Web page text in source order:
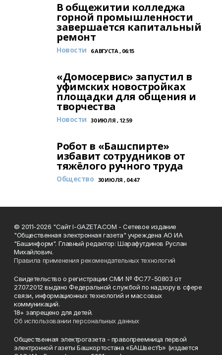
В общежитии колледжа
горной промышленности
завершается капитальный
ремонт
Новости 6 АВГУСТА , 06:15
«Домосервис» запустил в
уфимских новостройках
площадки для общения и
творчества
Новости 30 ИЮЛЯ , 12:59
Робот в «Башспирте»
избавит сотрудников от
тяжёлого ручного труда
Общество 30 ИЮЛЯ , 04:47
© 2011-2026 "Сайт I-GAZETA.COM - Сетевое издание
"Общественная электронная газета" учреждена АО ИА
"Башинформ". Главный редактор: Шарафутдинов Руслан
Михайлович.
Правила применения рекомендательных технологий
Свидетельство о регистрации СМИ № ФС77-50803 от
27.07.2012 выдано Федеральной службой по надзору в сфере
связи, информационных технологий и массовых
коммуникаций.
18+ запрещено для детей.
Об использовании персональных данных
Общественная электрогазета - правопреемница первой
электронной газеты Башкортостана «БАШвестЪ» (издается